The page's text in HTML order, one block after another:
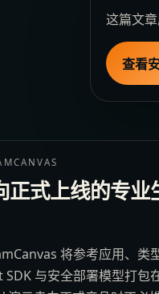
这篇文
查看
正式上线的专业
将参考应用、类
SDK 与安全部署模型打包